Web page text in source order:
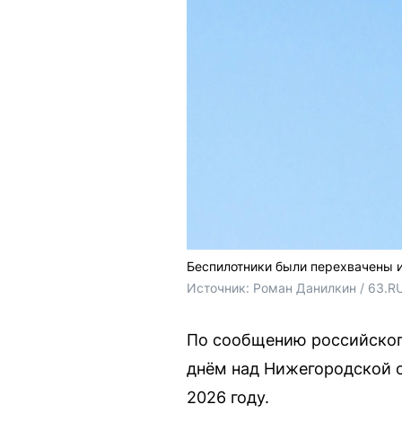
Беспилотники были перехвачены
Источник: Роман Данилкин /
По сообщению
днём над Нижегородской
2026 году.